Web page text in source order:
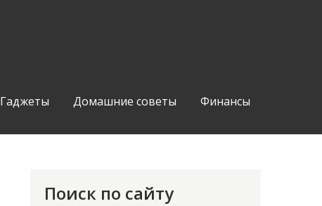
Гаджеты Домашние советы Финансы
Поиск по сайту